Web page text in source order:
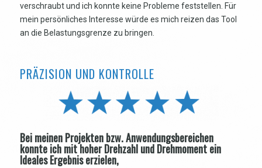
verschraubt und ich konnte keine Probleme feststellen. Für
mein persönliches Interesse würde es mich reizen das Tool
an die Belastungsgrenze zu bringen.
PRÄZISION UND KONTROLLE
Bei meinen Projekten bzw. Anwendungsbereichen
konnte ich mit hoher Drehzahl und Drehmoment ein
Ideales Ergebnis erzielen,